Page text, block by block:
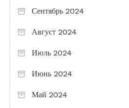
Сентябрь 2024
Август 2024
Июль 2024
Июнь 2024
Май 2024